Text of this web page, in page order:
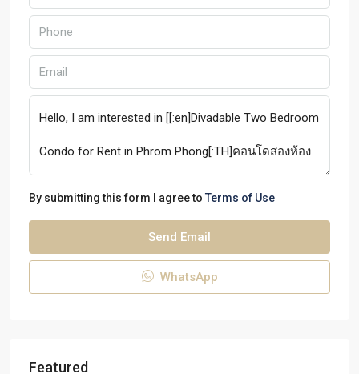
By submitting this form I agree to Terms of Use
Send Email
WhatsApp
Featured